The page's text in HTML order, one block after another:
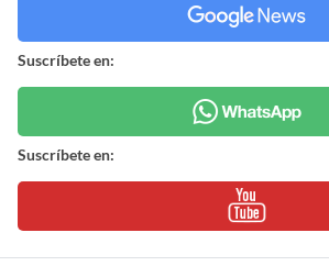
Suscríbete en:
Suscríbete en: